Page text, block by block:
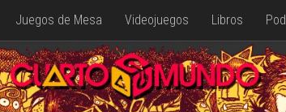
Juegos de Mesa Videojuegos Libros